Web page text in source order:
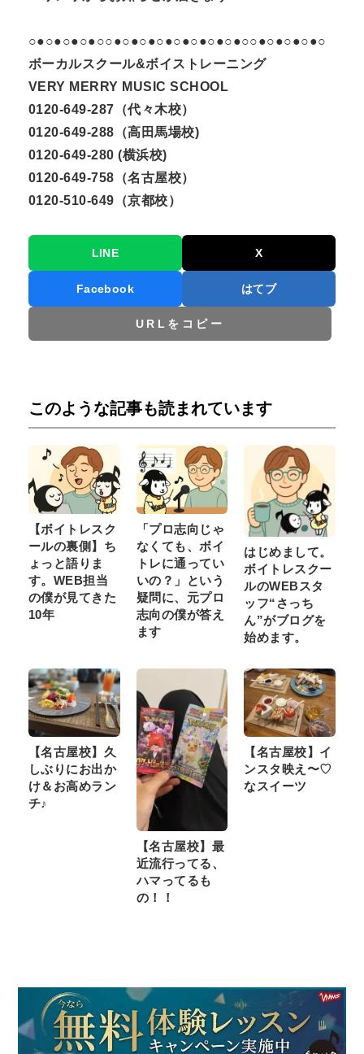
○●○●○●○●○○●○●○●○●○●○●○●○●○○●○●○●○●○
ボーカルスクール&ボイストレーニング
VERY MERRY MUSIC SCHOOL
0120-649-287（代々木校）
0120-649-288（高田馬場校)
0120-649-280 (横浜校)
0120-649-758（名古屋校）
0120-510-649（京都校）
LINE X
Facebook はてブ
URLをコピー
このような記事も読まれています
【ボイトレスク
ールの裏側】ち
ょっと語りま
す。WEB担当
の僕が見てきた
10年
「プロ志向じゃ
なくても、ボイ
トレに通ってい
いの？」という
疑問に、元プロ
志向の僕が答え
ます
はじめまして。
ボイトレスクー
ルのWEBスタ
ッフ“さっち
ん”がブログを
始めます。
【名古屋校】久
しぶりにお出か
け＆お高めラン
チ♪
【名古屋校】最
近流行ってる、
ハマってるも
の！！
【名古屋校】イ
ンスタ映え〜♡
なスイーツ